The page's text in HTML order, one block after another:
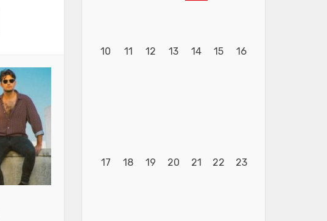
10 11 12 13 14 15 16
17 18 19 20 21 22 23